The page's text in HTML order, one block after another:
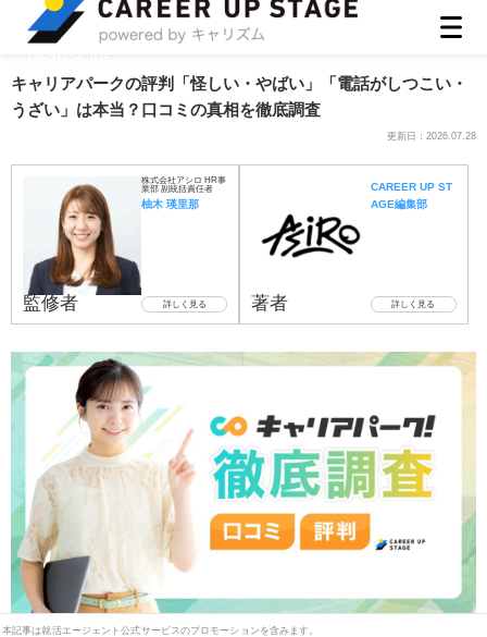
キャリアパークの評判「怪しい・やばい」「電話がしつこい・
うざい」は本当？口コミの真相を徹底調査
更新日：2026.07.28
監修者
株式会社アシロ HR事
業部 副統括責任者
柚木 瑛里那
詳しく見る 著者
CAREER UP ST
AGE編集部
詳しく見る
本記事は就活エージェント公式サービスのプロモーションを含みます。